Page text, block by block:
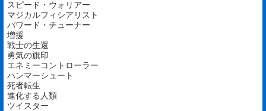
スピード・ウォリアー
マジカルフィシアリスト
パワード・チューナー
増援
戦士の生還
勇気の旗印
エネミーコントローラー
ハンマーシュート
死者転生
進化する人類
ツイスター